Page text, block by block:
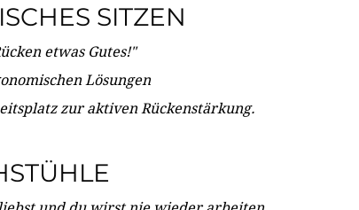
SITZEN
etwas Gutes!"
Lösungen
zur aktiven Rückenstärkung.